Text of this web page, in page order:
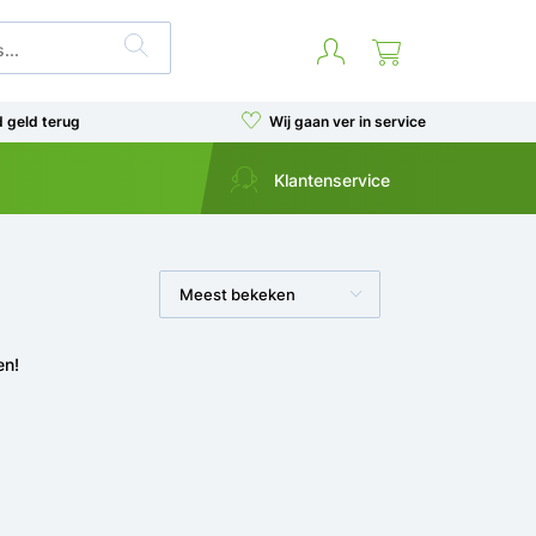
geld terug Wij gaan ver in service
Klantenservice
Meest bekeken